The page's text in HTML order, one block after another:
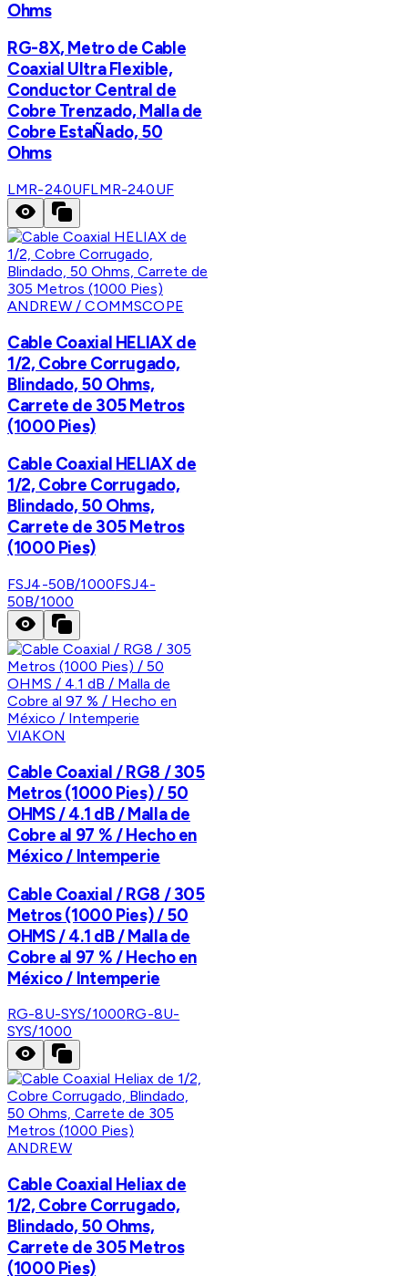
Ohms
RG-8X, Metro de Cable
Coaxial Ultra Flexible,
Conductor Central de
Cobre Trenzado, Malla de
Cobre EstaÑado, 50
Ohms
LMR-240UFLMR-240UF
ANDREW / COMMSCOPE
Cable Coaxial HELIAX de
1/2, Cobre Corrugado,
Blindado, 50 Ohms,
Carrete de 305 Metros
(1000 Pies)
Cable Coaxial HELIAX de
1/2, Cobre Corrugado,
Blindado, 50 Ohms,
Carrete de 305 Metros
(1000 Pies)
FSJ4-50B/1000FSJ4-
50B/1000
VIAKON
Cable Coaxial / RG8 / 305
Metros (1000 Pies) / 50
OHMS / 4.1 dB / Malla de
Cobre al 97 % / Hecho en
México / Intemperie
Cable Coaxial / RG8 / 305
Metros (1000 Pies) / 50
OHMS / 4.1 dB / Malla de
Cobre al 97 % / Hecho en
México / Intemperie
RG-8U-SYS/1000RG-8U-
SYS/1000
ANDREW
Cable Coaxial Heliax de
1/2, Cobre Corrugado,
Blindado, 50 Ohms,
Carrete de 305 Metros
(1000 Pies)